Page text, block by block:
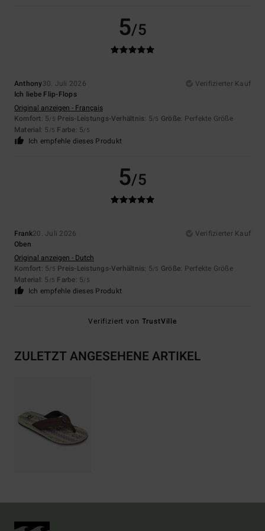
5/5
Anthony30. Juli 2026
Verifizierter Kauf
Ich liebe Flip-Flops
Original anzeigen - Français
Komfort: 5/5 Preis-Leistungs-Verhältnis: 5/5 Größe: Perfekte Größe
Material: 5 /5 Farbe: 5/5
Ich empfehle dieses Produkt
5/5
Frank20. Juli 2026
Verifizierter Kauf
Oben
Original anzeigen - Dutch
Komfort: 5/5 Preis-Leistungs-Verhältnis: 5/5 Größe: Perfekte Größe
Material: 5 /5 Farbe: 5/5
Ich empfehle dieses Produkt
Verifiziert von TrustVille
ZULETZT ANGESEHENE ARTIKEL